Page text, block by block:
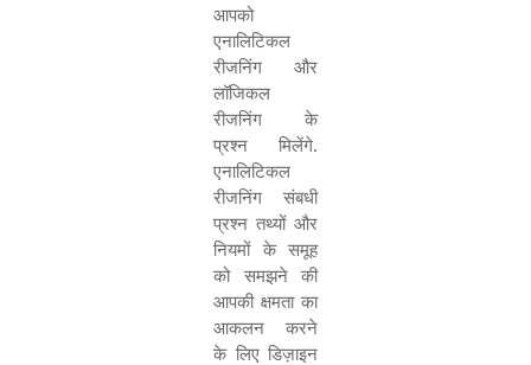
आपको
एनालिटिकल
रीजनिंग और
लॉजिकल
रीजनिंग के
प्रश्न मिलेंगे.
एनालिटिकल
रीजनिंग संबधी
प्रश्न तथ्यों और
नियमों के समूह
को समझने की
आपकी क्षमता का
आकलन करने
के लिए डिज़ाइन